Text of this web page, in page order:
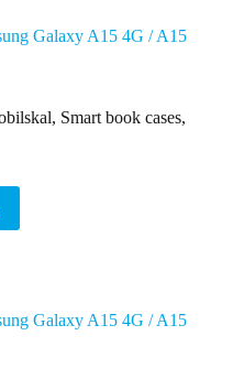
Galaxy A15 4G / A15
, Smart book cases,
Galaxy A15 4G / A15